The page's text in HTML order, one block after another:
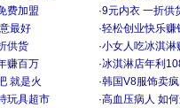
费加盟 ·9元内衣 一折供
最好 ·轻松创业快乐赚
供货 ·小女人吃冰淇淋
赚百万 ·冰淇淋店年利
就是火 ·韩国V8服饰卖疯
玩具超市 ·高血压病人 如